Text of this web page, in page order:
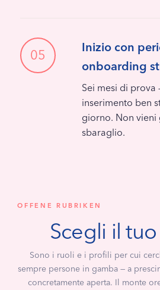
05
Inizio con
onboarding
Sei mesi di
inserimento ben
giorno. Non vieni
sbaraglio.
OFFENE RUBRIKEN
Scegli il
Sono i ruoli e i profili per cui
sempre persone in gamba — a
concretamente aperta. Il monte